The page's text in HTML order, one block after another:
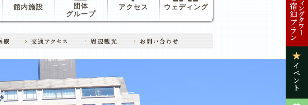
館内施設
団体
グループ
アクセス ウェディング